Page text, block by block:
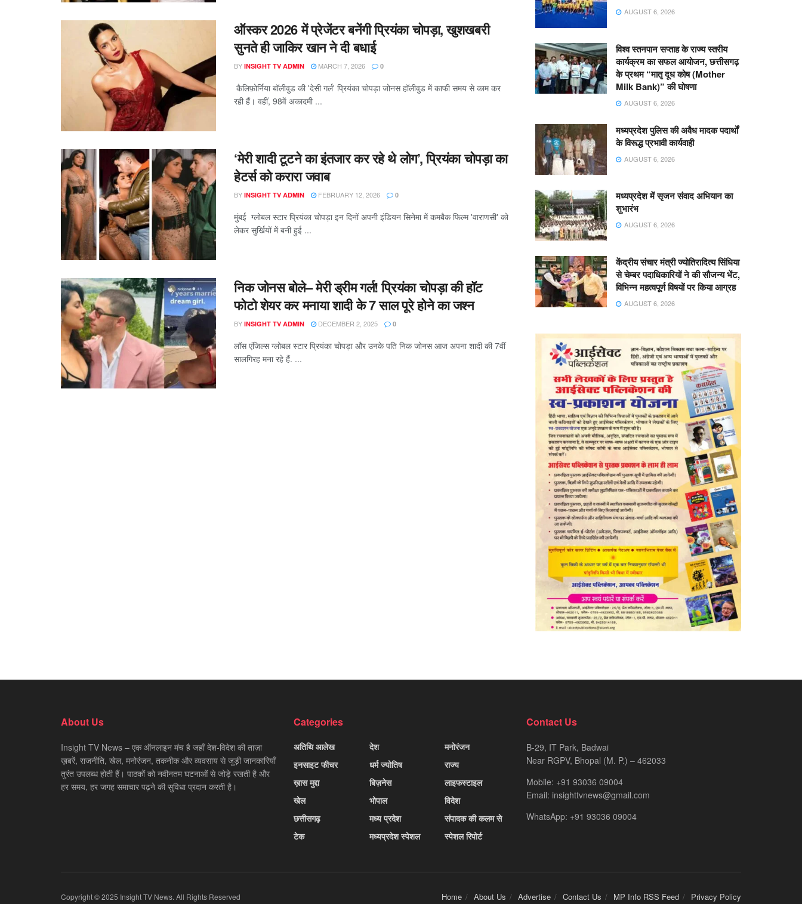
ऑस्कर 2026 में प्रेजेंटर बनेंगी प्रियंका चोपड़ा, खुशखबरी
सुनते ही जाकिर खान ने दी बधाई
BY INSIGHT TV ADMIN MARCH 7, 2026 0
कैलिफ़ोर्निया बॉलीवुड की 'देसी गर्ल' प्रियंका चोपड़ा जोनस हॉलीवुड में काफी समय से काम कर
रही हैं। वहीं, 98वें अकादमी ...
‘मेरी शादी टूटने का इंतजार कर रहे थे लोग’, प्रियंका चोपड़ा का
हेटर्स को करारा जवाब
BY INSIGHT TV ADMIN FEBRUARY 12, 2026 0
मुंबई ग्लोबल स्टार प्रियंका चोपड़ा इन दिनों अपनी इंडियन सिनेमा में कमबैक फिल्म 'वाराणसी' को
लेकर सुर्खियों में बनी हुई ...
निक जोनस बोले– मेरी ड्रीम गर्ल! प्रियंका चोपड़ा की हॉट
फोटो शेयर कर मनाया शादी के 7 साल पूरे होने का जश्न
BY INSIGHT TV ADMIN DECEMBER 2, 2025 0
लॉस एंजिल्स ग्लोबल स्टार प्रियंका चोपड़ा और उनके पति निक जोनस आज अपना शादी की 7वीं
सालगिरह मना रहे हैं. ...
AUGUST 6, 2026
विश्व स्तनपान सप्ताह के राज्य स्तरीय
कार्यक्रम का सफल आयोजन, छत्तीसगढ़
के प्रथम “मातृ दूध कोष (Mother
Milk Bank)” की घोषणा
AUGUST 6, 2026
मध्यप्रदेश पुलिस की अवैध मादक पदार्थों
के विरूद्ध प्रभावी कार्यवाही
AUGUST 6, 2026
मध्यप्रदेश में सृजन संवाद अभियान का
शुभारंभ
AUGUST 6, 2026
केंद्रीय संचार मंत्री ज्योतिरादित्य सिंधिया
से चेम्बर पदाधिकारियों ने की सौजन्य भेंट,
विभिन्न महत्वपूर्ण विषयों पर किया आग्रह
AUGUST 6, 2026
About Us
Insight TV News – एक ऑनलाइन मंच है जहाँ देश-विदेश की ताज़ा
ख़बरें, राजनीति, खेल, मनोरंजन, तकनीक और व्यवसाय से जुड़ी जानकारियाँ
तुरंत उपलब्ध होती हैं। पाठकों को नवीनतम घटनाओं से जोड़े रखती है और
हर समय, हर जगह समाचार पढ़ने की सुविधा प्रदान करती है।
Categories
अतिथि आलेख
इनसाइट फीचर
ख़ास मुद्दा
खेल
छत्तीसगढ़
टेक
देश
धर्म ज्योतिष
बिज़नेस
भोपाल
मध्य प्रदेश
मध्यप्रदेश स्पेशल
मनोरंजन
राज्य
लाइफस्टाइल
विदेश
संपादक की कलम से
स्पेशल रिपोर्ट
Contact Us
B-29, IT Park, Badwai
Near RGPV, Bhopal (M. P.) – 462033
Mobile: +91 93036 09004
Email: insighttvnews@gmail.com
WhatsApp: +91 93036 09004
Home About Us Advertise Contact Us MP Info RSS Feed Privacy Policy
Copyright © 2025 Insight TV News. All Rights Reserved